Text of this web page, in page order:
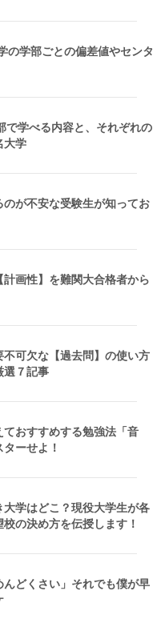
の学部ごとの偏差値やセンタ
で学べる内容と、それぞれの
大学
が不安な受験生が知ってお
画性】を難関大合格者から
可欠な【過去問】の使い方
選７記事
おすすめする勉強法「音
ーせよ！
学はどこ？現役大学生が各
の決め方を伝授します！
どくさい」それでも僕が早